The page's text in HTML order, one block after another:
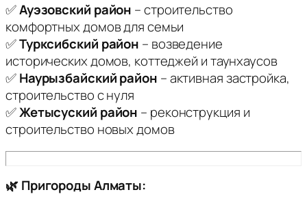
✅Ауэзовский район – строительство
комфортных домов для семьи
✅Турксибский район – возведение
исторических домов, коттеджей и таунхаусов
✅Наурызбайский район – активная застройка,
строительство с нуля
✅Жетысуский район – реконструкция и
строительство новых домов
🌿 Пригороды Алматы: